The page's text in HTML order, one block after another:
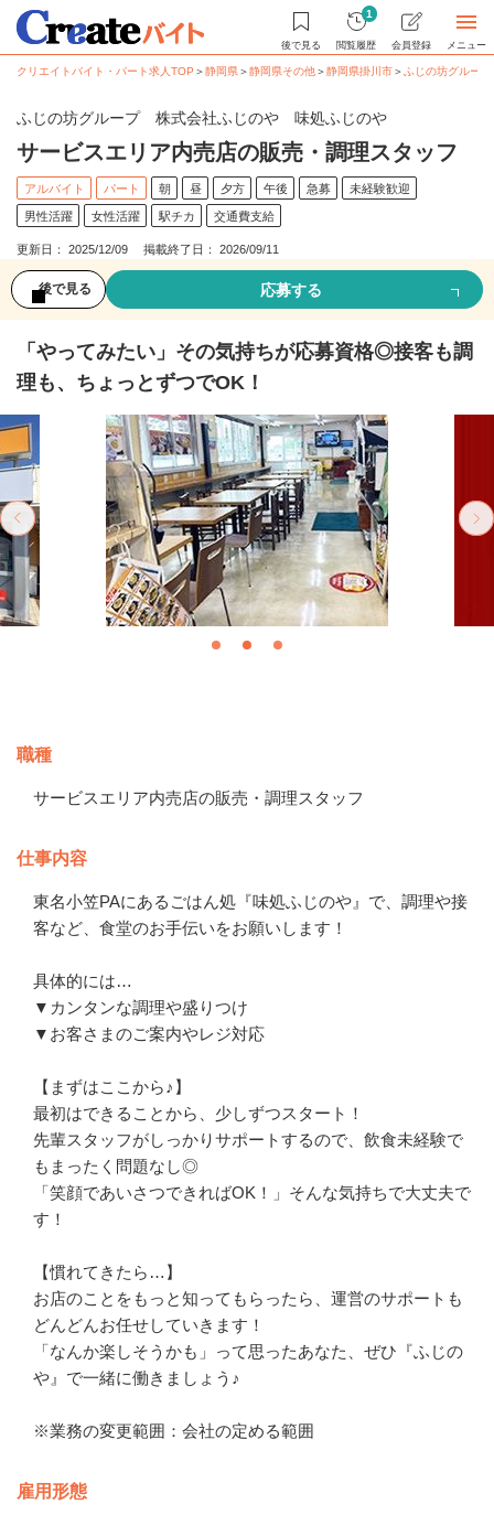
後で見る
1
閲覧履歴 会員登録 メニュー
クリエイトバイト・パート求人TOP ＞静岡県＞静岡県その他＞静岡県掛川市＞ ふじの坊グループ
ふじの坊グループ 株式会社ふじのや 味処ふじのや
サービスエリア内売店の販売・調理スタッフ
アルバイト パート 朝 昼 夕方 午後 急募 未経験歓迎
男性活躍 女性活躍 駅チカ 交通費支給
更新日： 2025/12/09 掲載終了日： 2026/09/11
後で見る 応募する
「やってみたい」その気持ちが応募資格◎接客も調
理も、ちょっとずつでOK！
職種
サービスエリア内売店の販売・調理スタッフ
仕事内容
東名小笠PAにあるごはん処『味処ふじのや』で、調理や接
客など、食堂のお手伝いをお願いします！
具体的には…
▼カンタンな調理や盛りつけ
▼お客さまのご案内やレジ対応
【まずはここから♪】
最初はできることから、少しずつスタート！
先輩スタッフがしっかりサポートするので、飲食未経験で
もまったく問題なし◎
「笑顔であいさつできればOK！」そんな気持ちで大丈夫で
す！
【慣れてきたら…】
お店のことをもっと知ってもらったら、運営のサポートも
どんどんお任せしていきます！
「なんか楽しそうかも」って思ったあなた、ぜひ『ふじの
や』で一緒に働きましょう♪
※業務の変更範囲：会社の定める範囲
雇用形態